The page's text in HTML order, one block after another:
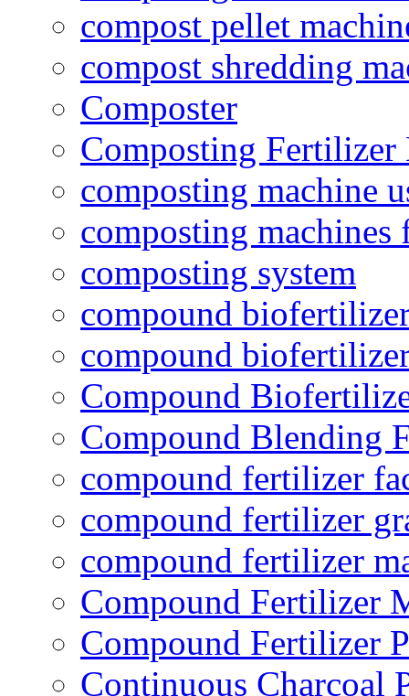
compost pellet
compost shredding
Composter
Composting
composting machine
composting
composting system
compound
compound
Compound
Compound Blending
compound fertilizer
compound fertilizer
compound fertilizer
Compound Fertilizer
Compound Fertilizer
Continuous Charcoal